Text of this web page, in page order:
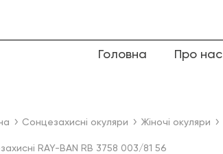
Головна Про нас
Сонцезахисні окуляри Жіночі окуляри
RAY-BAN RB 3758 003/81 56